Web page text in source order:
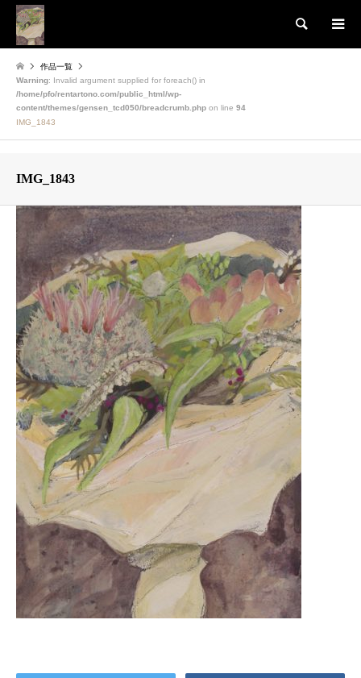
検索
作品一覧
Warning: Invalid argument supplied for foreach() in
/home/pfo/rentartono.com/public_html/wp-
content/themes/gensen_tcd050/breadcrumb.php on line 94
IMG_1843
IMG_1843